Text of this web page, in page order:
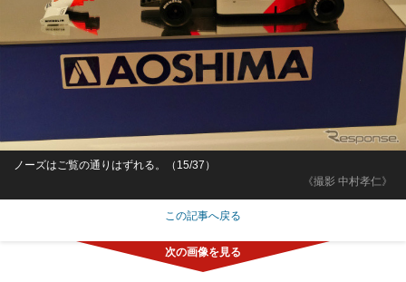
《撮影 中村孝仁》
ノーズはご覧の通りはずれる。（15/37）
この記事へ戻る